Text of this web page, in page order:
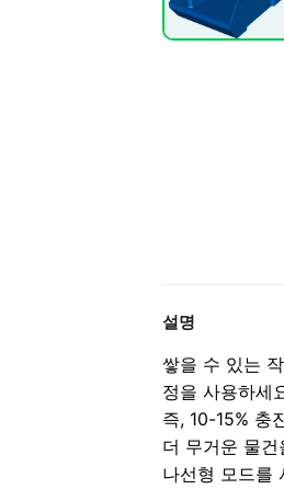
설명
쌓을 수 있는
정을 사용하세
즉, 10-15% 충
더 무거운 물
나선형 모드를